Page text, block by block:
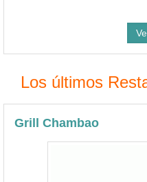
Los últimos
Grill Chambao